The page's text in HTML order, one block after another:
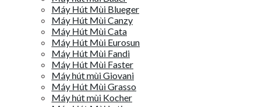
Máy Hút Mùi Blueger
Máy Hút Mùi Canzy
Máy Hút Mùi Cata
Máy Hút Mùi Eurosun
Máy Hút Mùi Fandi
Máy Hút Mùi Faster
Máy hút mùi Giovani
Máy Hút Mùi Grasso
Máy hút mùi Kocher